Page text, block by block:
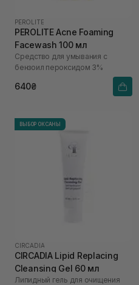
PEROLITE
PEROLITE Acne Foaming
Facewash 100 мл
Средство для умывания с
бензоил пероксидом 3%
640₴
ВЫБОР ОКСАНЫ
CIRCADIA
CIRCADIA Lipid Replacing
Cleansing Gel 60 мл
Липидный гель для очищения